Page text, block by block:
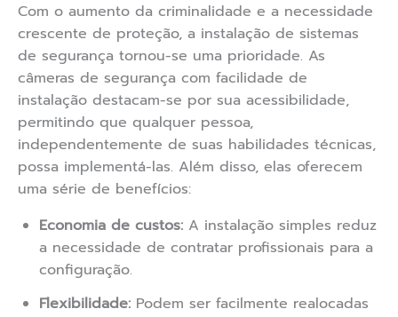
Com o aumento da criminalidade e a necessidade
crescente de proteção, a instalação de sistemas
de segurança tornou-se uma prioridade. As
câmeras de segurança com facilidade de
instalação destacam-se por sua acessibilidade,
permitindo que qualquer pessoa,
independentemente de suas habilidades técnicas,
possa implementá-las. Além disso, elas oferecem
uma série de benefícios:
Economia de custos: A instalação simples reduz
a necessidade de contratar profissionais para a
configuração.
Flexibilidade: Podem ser facilmente realocadas